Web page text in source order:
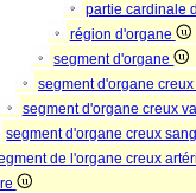
partie cardinale
région d'organe
segment d'organe
segment d'organe
segment d'organe creux
segment d'organe creux
de l'organe creux